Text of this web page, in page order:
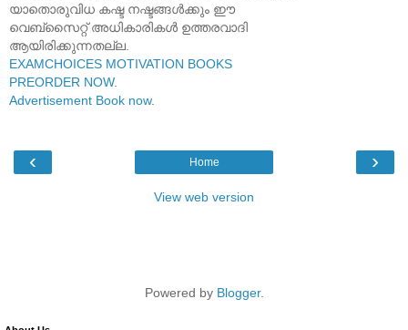
യാതൊരുവിധ കഷ്ട നഷ്ടങ്ങൾക്കും ഈ
വെബ്സൈറ്റ് അധികാരികൾ ഉത്തരവാദി
ആയിരിക്കുന്നതല്ല.
EXAMCHOICES MOTIVATION BOOKS
PREORDER NOW.
Advertisement Book now.
‹ ›
Home
View web version
Powered by Blogger.